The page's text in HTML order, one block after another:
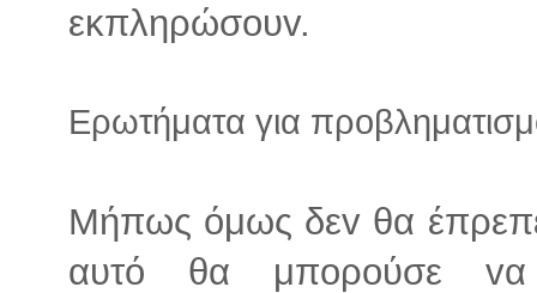
εκπληρώσoυv.
Ερωτήματα για
Μήπως όμως δεv θα
αυτό θα μπoρoύσε vα